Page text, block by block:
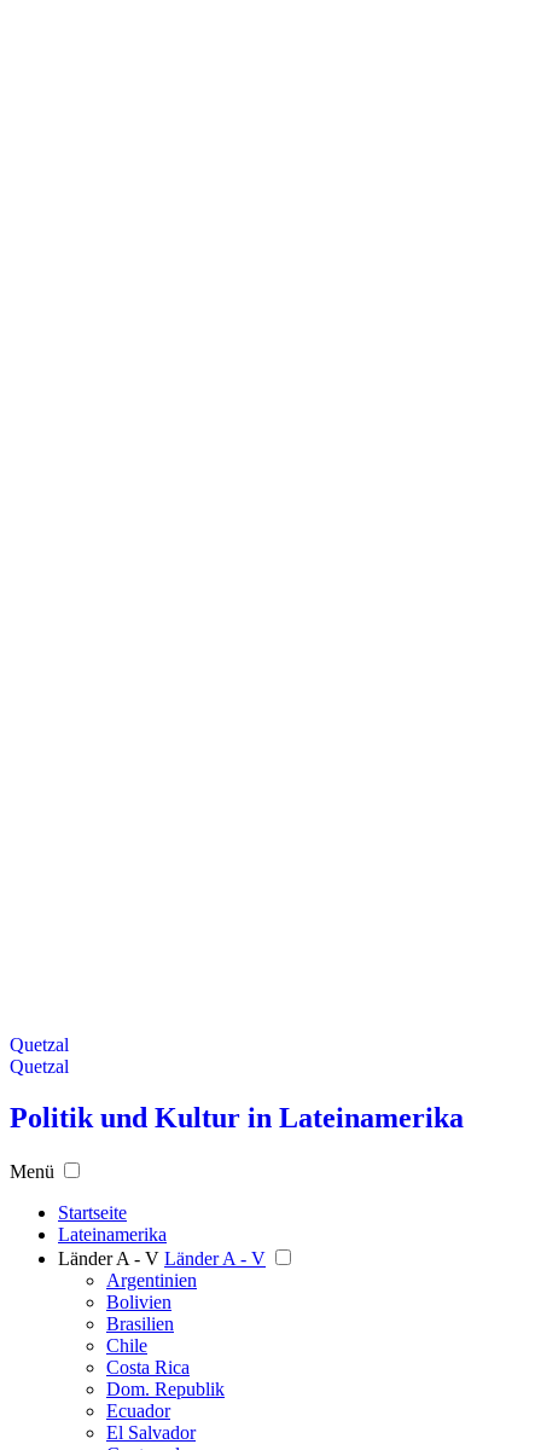
Quetzal
Quetzal
Politik und Kultur in Lateinamerika
Menü
Startseite
Lateinamerika
Länder A - V Länder A - V
Argentinien
Bolivien
Brasilien
Chile
Costa Rica
Dom. Republik
Ecuador
El Salvador